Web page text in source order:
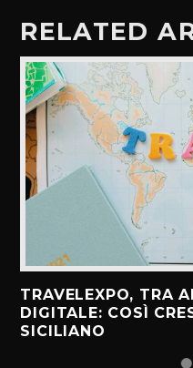
RELATED
TRAVELEXPO, TRA
DIGITALE: COSÌ
SICILIANO